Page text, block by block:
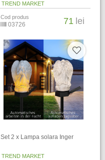
TREND MARKET
Cod produs
03726 71 lei
Set 2 x Lampa solara Inger
TREND MARKET